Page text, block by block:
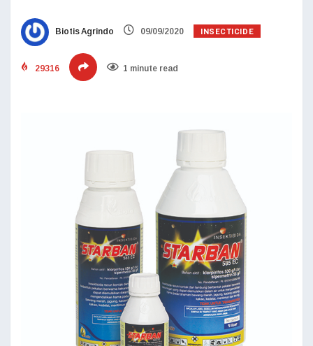
Biotis Agrindo 09/09/2020 INSECTICIDE
29316 1 minute read